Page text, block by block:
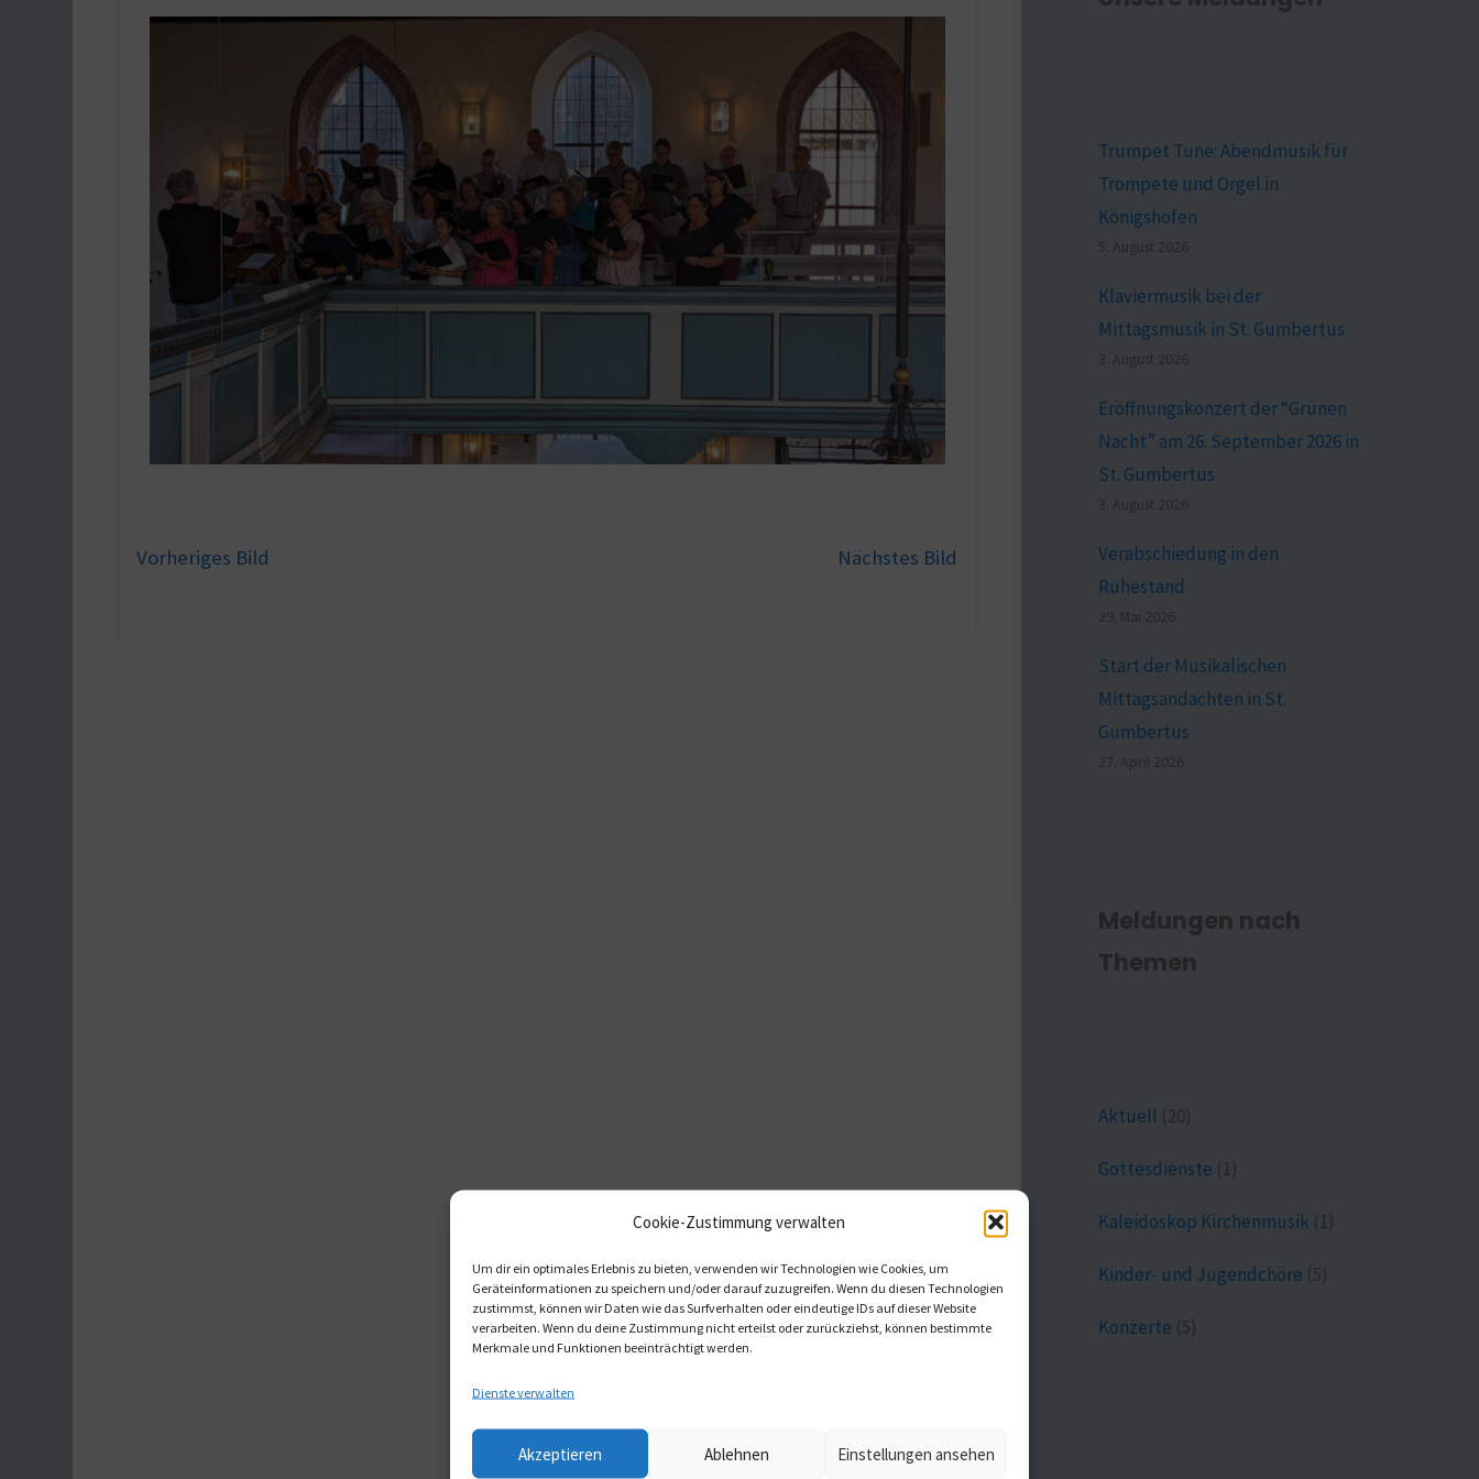
Cookie-Zustimmung verwalten
Um dir ein optimales Erlebnis zu bieten, verwenden wir Technologien wie Cookies, um
Geräteinformationen zu speichern und/oder darauf zuzugreifen. Wenn du diesen Technologien
zustimmst, können wir Daten wie das Surfverhalten oder eindeutige IDs auf dieser Website
verarbeiten. Wenn du deine Zustimmung nicht erteilst oder zurückziehst, können bestimmte
Merkmale und Funktionen beeinträchtigt werden.
Dienste verwalten
Akzeptieren Ablehnen Einstellungen ansehen
Vorheriges Bild Nächstes Bild
Trumpet Tune: Abendmusik für
Trompete und Orgel in
Königshofen
5. August 2026
Klaviermusik bei der
Mittagsmusik in St. Gumbertus
3. August 2026
Eröffnungskonzert der “Grünen
Nacht” am 26. September 2026 in
St. Gumbertus
3. August 2026
Verabschiedung in den
Ruhestand
29. Mai 2026
Start der Musikalischen
Mittagsandachten in St.
Gumbertus
27. April 2026
Meldungen nach
Themen
Aktuell (20)
Gottesdienste (1)
Kaleidoskop Kirchenmusik (1)
Kinder- und Jugendchöre (5)
Konzerte (5)